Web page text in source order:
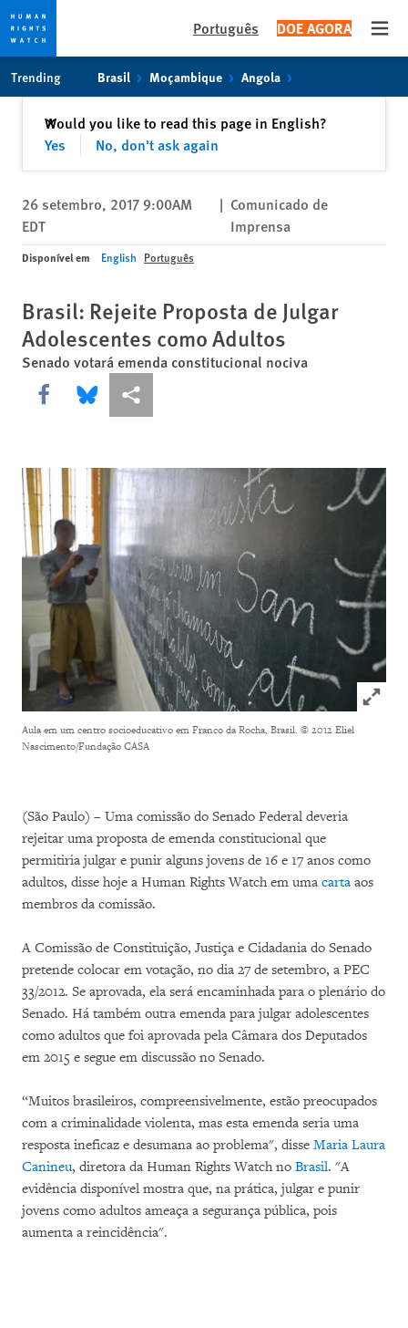
content
Português DOE AGORA
Trending Brasil Moçambique Angola
Would you like to read this page in English?
Yes
No, don't ask again
✕Fechar
26 setembro, 2017 9:00AM
EDT
| Comunicado de
Imprensa
Disponível em English Português
Brasil: Rejeite Proposta de Julgar
Adolescentes como Adultos
Senado votará emenda constitucional nociva
Share this via Facebook
Share this via Bluesky
Share this via Compartilhar
Click
Aula em um centro socioeducativo em Franco da Rocha, Brasil. © 2012 Eliel
Nascimento/Fundação CASA
(São Paulo) – Uma comissão do Senado Federal deveria
rejeitar uma proposta de emenda constitucional que
permitiria julgar e punir alguns jovens de 16 e 17 anos como
adultos, disse hoje a Human Rights Watch em uma carta aos
membros da comissão.
A Comissão de Constituição, Justiça e Cidadania do Senado
pretende colocar em votação, no dia 27 de setembro, a PEC
33/2012. Se aprovada, ela será encaminhada para o plenário do
Senado. Há também outra emenda para julgar adolescentes
como adultos que foi aprovada pela Câmara dos Deputados
em 2015 e segue em discussão no Senado.
“Muitos brasileiros, compreensivelmente, estão preocupados
com a criminalidade violenta, mas esta emenda seria uma
resposta ineficaz e desumana ao problema", disse Maria Laura
Canineu, diretora da Human Rights Watch no Brasil. "A
evidência disponível mostra que, na prática, julgar e punir
jovens como adultos ameaça a segurança pública, pois
aumenta a reincidência".